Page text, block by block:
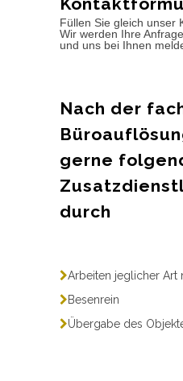
Füllen Sie gleich unser
Wir werden Ihre
und uns bei Ihnen
Nach der
gerne
durch
Arbeiten jeglicher Art
Besenrein
Übergabe des